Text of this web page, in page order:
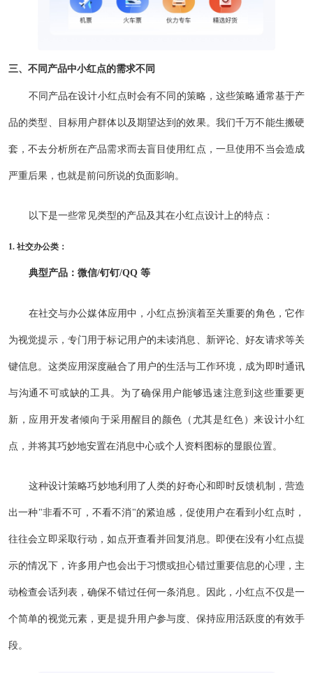
三、不同产品中小红点的需求不同
不同产品在设计小红点时会有不同的策略，这些策略通常基于产
品的类型、目标用户群体以及期望达到的效果。我们千万不能生搬硬
套，不去分析所在产品需求而去盲目使用红点，一旦使用不当会造成
严重后果，也就是前问所说的负面影响。
以下是一些常见类型的产品及其在小红点设计上的特点：
1. 社交办公类：
典型产品：微信/钉钉/QQ 等
在社交与办公媒体应用中，小红点扮演着至关重要的角色，它作
为视觉提示，专门用于标记用户的未读消息、新评论、好友请求等关
键信息。这类应用深度融合了用户的生活与工作环境，成为即时通讯
与沟通不可或缺的工具。为了确保用户能够迅速注意到这些重要更
新，应用开发者倾向于采用醒目的颜色（尤其是红色）来设计小红
点，并将其巧妙地安置在消息中心或个人资料图标的显眼位置。
这种设计策略巧妙地利用了人类的好奇心和即时反馈机制，营造
出一种"非看不可，不看不消"的紧迫感，促使用户在看到小红点时，
往往会立即采取行动，如点开查看并回复消息。即便在没有小红点提
示的情况下，许多用户也会出于习惯或担心错过重要信息的心理，主
动检查会话列表，确保不错过任何一条消息。因此，小红点不仅是一
个简单的视觉元素，更是提升用户参与度、保持应用活跃度的有效手
段。